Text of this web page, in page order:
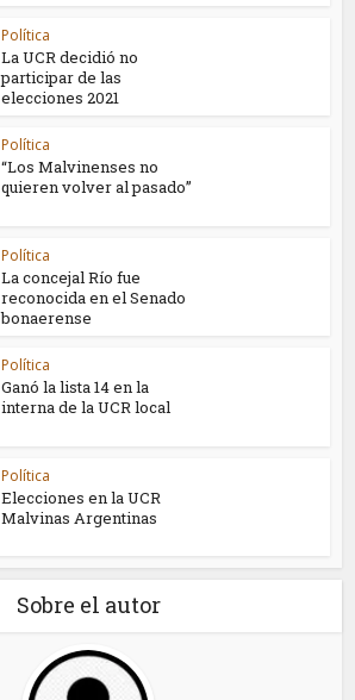
Política
La UCR decidió no
participar de las
elecciones 2021
Política
“Los Malvinenses no
quieren volver al pasado”
Política
La concejal Río fue
reconocida en el Senado
bonaerense
Política
Ganó la lista 14 en la
interna de la UCR local
Política
Elecciones en la UCR
Malvinas Argentinas
Sobre el autor